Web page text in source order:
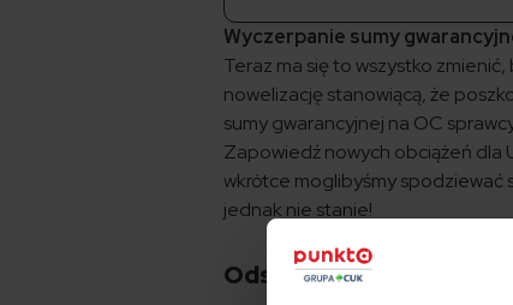
Wyczerpanie sumy
Teraz ma się to wszystko
nowelizację stanowiącą, że
sumy gwarancyjnej na OC
Zapowiedź nowych obciążeń dla
wkrótce moglibyśmy spodziewać
jednak nie stanie!
Odszkodowanie dla